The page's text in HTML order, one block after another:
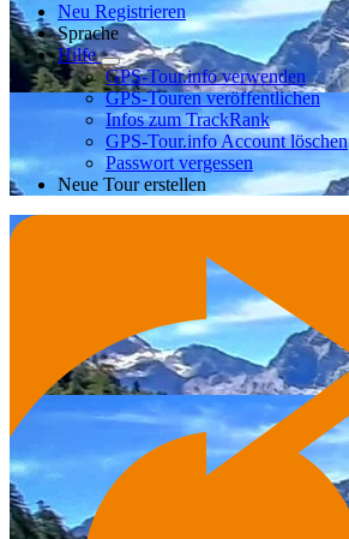
Neu Registrieren
Sprache
Hilfe
GPS-Tour.info verwenden
GPS-Touren veröffentlichen
Infos zum TrackRank
GPS-Tour.info Account löschen
Passwort vergessen
Neue Tour erstellen